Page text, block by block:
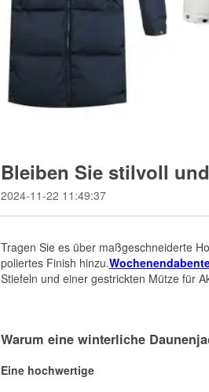
Bleiben Sie stilvoll
2024-11-22 11:49:37